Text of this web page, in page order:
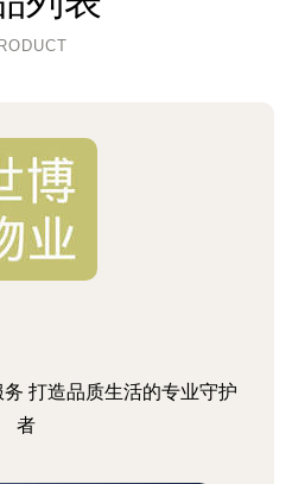
打造品质生活的专业守护
者